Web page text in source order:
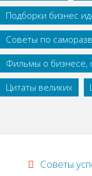
Подборки бизнес
Советы по
Фильмы о бизнесе,
Цитаты великих
Советы